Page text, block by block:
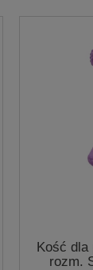
Kość dla
rozm.